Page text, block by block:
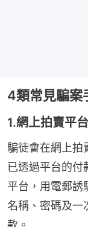
4類常見騙案
1.網上拍賣平
騙徒會在網上拍
已透過平台的付
平台，用電郵誘
名稱、密碼及一